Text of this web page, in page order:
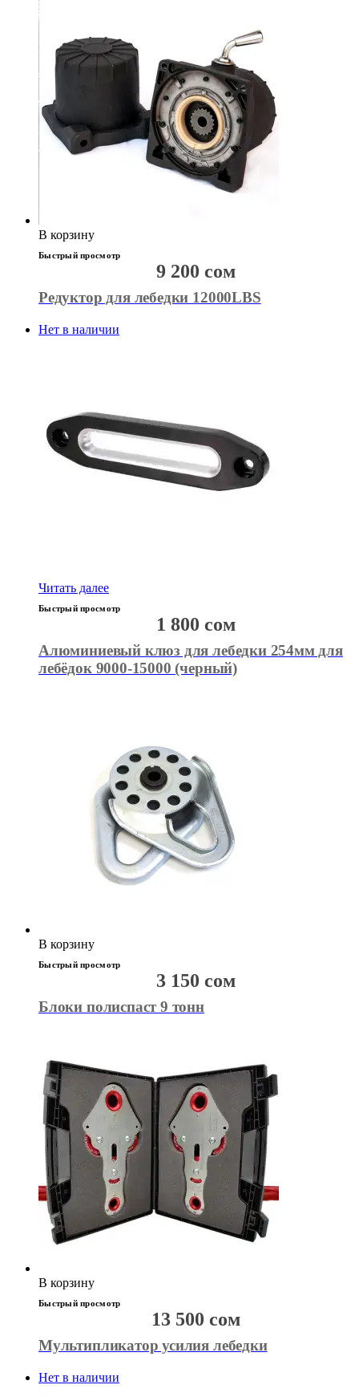
В корзину
Быстрый просмотр
Редуктор для лебедки 12000LBS
9 200 сом
Нет в наличии
Читать далее
Быстрый просмотр
Алюминиевый клюз для лебедки 254мм для
лебёдок 9000-15000 (черный)
1 800 сом
В корзину
Быстрый просмотр
Блоки полиспаст 9 тонн
3 150 сом
В корзину
Быстрый просмотр
Мультипликатор усилия лебедки
13 500 сом
Нет в наличии